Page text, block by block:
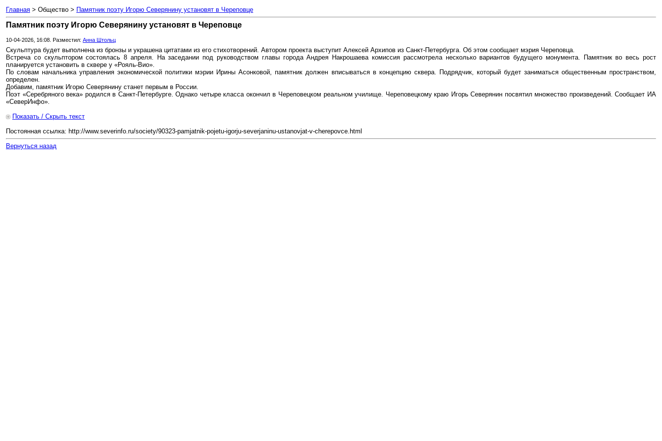
Главная > Общество > Памятник поэту Игорю Северянину установят в Череповце
Памятник поэту Игорю Северянину установят в Череповце
10-04-2026, 16:08. Разместил: Анна Штольц
Скульптура будет выполнена из бронзы и украшена цитатами из его стихотворений. Автором проекта выступит Алексей Архипов из Санкт-Петербурга. Об этом сообщает мэрия Череповца.
Встреча со скульптором состоялась 8 апреля. На заседании под руководством главы города Андрея Накрошаева комиссия рассмотрела несколько вариантов будущего монумента. Памятник во весь рост
планируется установить в сквере у «Рояль-Вио».
По словам начальника управления экономической политики мэрии Ирины Асонковой, памятник должен вписываться в концепцию сквера. Подрядчик, который будет заниматься общественным пространством,
определен.
Добавим, памятник Игорю Северянину станет первым в России.
Поэт «Серебряного века» родился в Санкт-Петербурге. Однако четыре класса окончил в Череповецком реальном училище. Череповецкому краю Игорь Северянин посвятил множество произведений. Сообщает ИА
«СеверИнфо».
Показать / Скрыть текст
Постоянная ссылка: http://www.severinfo.ru/society/90323-pamjatnik-pojetu-igorju-severjaninu-ustanovjat-v-cherepovce.html
Вернуться назад